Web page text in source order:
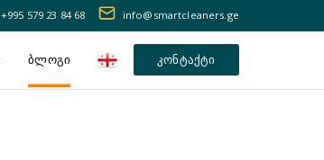
+995 579 23 84 68 info@smartcleaners.ge
ბლოგი კონტაქტი